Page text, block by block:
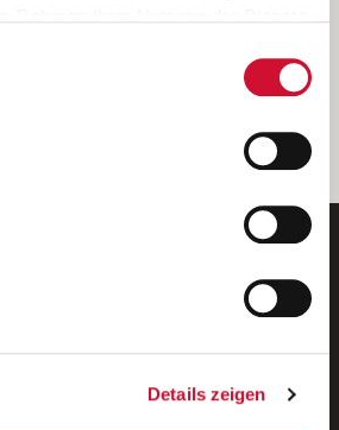
zulassen“ klicken, so stimmen
sämtlicher Cookies zu. Sie können
jederzeit widerrufen,
Einstellungen aufrufen und diese
Details zeigen
der
entnehmen.